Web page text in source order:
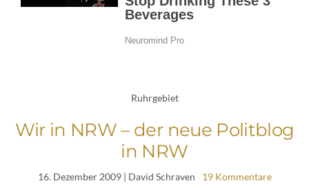
Ruhrgebiet
Wir in NRW – der neue Politblog
in NRW
16. Dezember 2009| David Schraven 19 Kommentare